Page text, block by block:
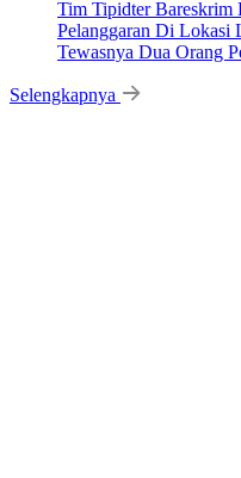
Tim Tipidter Bareskrim
Pelanggaran Di Lokasi
Tewasnya Dua Orang
Selengkapnya